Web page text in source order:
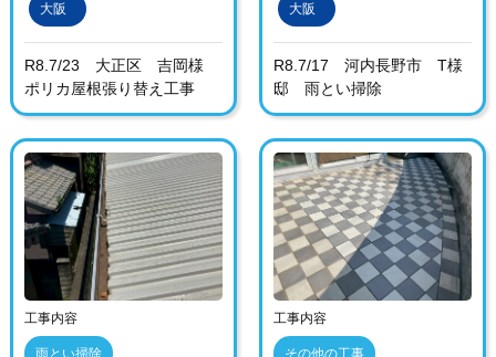
大阪
R8.7/23 大正区 吉岡様
ポリカ屋根張り替え工事
大阪
R8.7/17 河内長野市 T様
邸 雨とい掃除
工事内容
雨とい掃除
工事内容
その他の工事